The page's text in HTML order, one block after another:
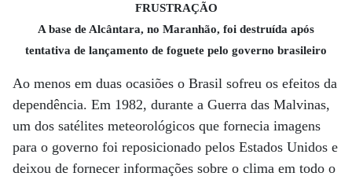
FRUSTRAÇÃO
A base de Alcântara, no Maranhão, foi destruída após
tentativa de lançamento de foguete pelo governo brasileiro
Ao menos em duas ocasiões o Brasil sofreu os efeitos da
dependência. Em 1982, durante a Guerra das Malvinas,
um dos satélites meteorológicos que fornecia imagens
para o governo foi reposicionado pelos Estados Unidos e
deixou de fornecer informações sobre o clima em todo o